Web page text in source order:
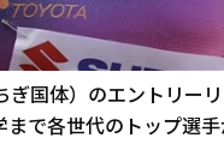
国体）のエントリー
で各世代のトップ選手